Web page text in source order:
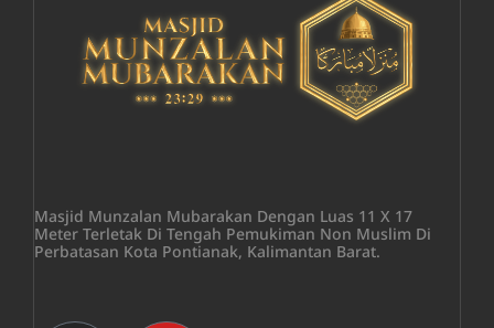
Masjid Munzalan Mubarakan Dengan Luas 11 X 17
Meter Terletak Di Tengah Pemukiman Non Muslim Di
Perbatasan Kota Pontianak, Kalimantan Barat.